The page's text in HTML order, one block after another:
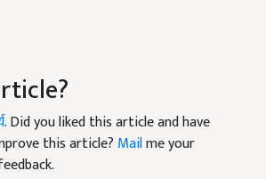
. Did you liked this article and have
this article? Mailme your